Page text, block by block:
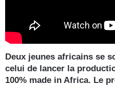
Deux jeunes africains se
celui de lancer la
100% made in Africa. Le